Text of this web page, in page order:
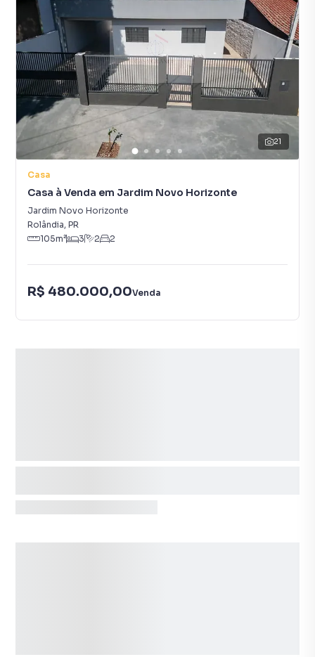
21
Casa
Casa à Venda em Jardim Novo Horizonte
Jardim Novo Horizonte
Rolândia, PR
105m² 3 2 2
R$ 480.000,00Venda